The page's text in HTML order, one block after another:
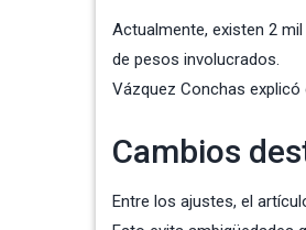
Actualmente, existen 2
de pesos involucrados.
Vázquez Conchas
Cambios
Entre los ajustes, el